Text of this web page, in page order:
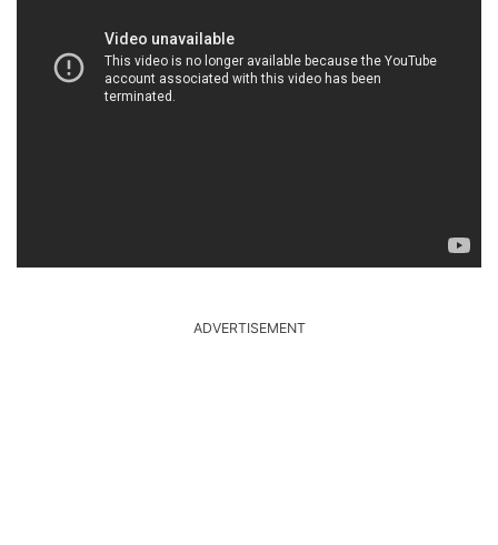
ADVERTISEMENT